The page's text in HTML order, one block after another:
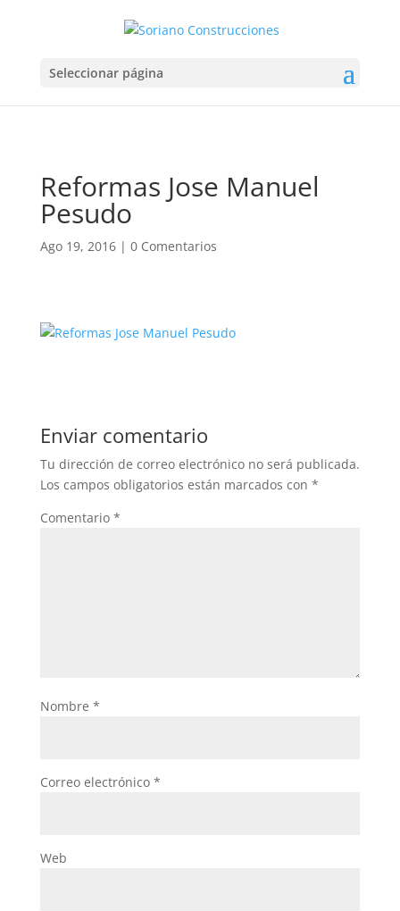
Seleccionar página
Reformas Jose Manuel
Pesudo
Ago 19, 2016| 0 Comentarios
Enviar comentario
Tu dirección de correo electrónico no será publicada.
Los campos obligatorios están marcados con *
Comentario *
Nombre *
Correo electrónico *
Web